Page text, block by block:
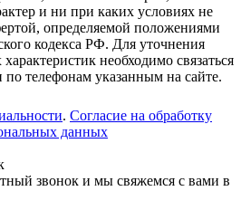
и ни при каких условиях не
определяемой положениями
кодекса РФ. Для уточнения
необходимо связаться
телефонам указанным на сайте.
. Согласие на обработку
данных
звонок и мы свяжемся с вами в